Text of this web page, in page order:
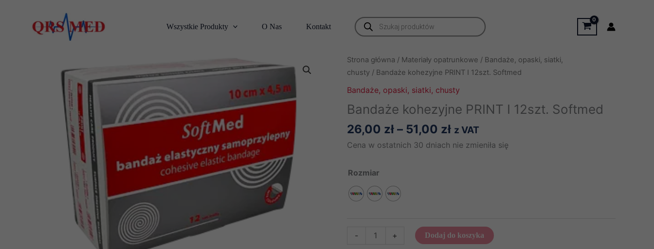
Wszystkie Produkty O Nas Kontakt
Wyszukiwarka
produktów
Strona główna / Materiały opatrunkowe / Bandaże, opaski, siatki,
chusty/ Bandaże kohezyjne PRINT I 12szt. Softmed
Bandaże, opaski, siatki, chusty
Bandaże kohezyjne PRINT I 12szt. Softmed
26,00 zł – 51,00 złZakres
cen:
z VAT
Cena w ostatnich 30 dniach nie zmieniła się
Rozmiar
- + Dodaj do koszyka